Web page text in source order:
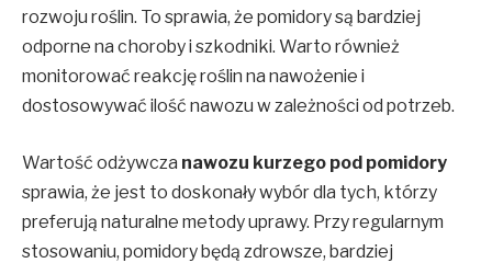
rozwoju roślin. To sprawia, że pomidory są bardziej
odporne na choroby i szkodniki. Warto również
monitorować reakcję roślin na nawożenie i
dostosowywać ilość nawozu w zależności od potrzeb.
Wartość odżywcza nawozu kurzego pod pomidory
sprawia, że jest to doskonały wybór dla tych, którzy
preferują naturalne metody uprawy. Przy regularnym
stosowaniu, pomidory będą zdrowsze, bardziej